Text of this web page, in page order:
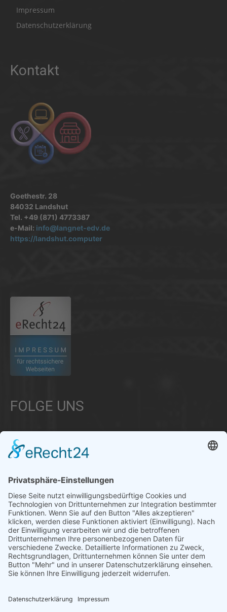
Impressum
Datenschutzerklärung
Kontakt
Goethestr. 28
84032 Landshut
Tel. +49 (871) 4773387
e-Mail: info@langnet-edv.de
https://landshut.computer
FOLGE UNS
Informationen aus Politik – Wirtschaft – Kultur – Umwelt –
Gesellschaft - Polizei und Feuerwehr – für die Region Bayern
Als regionales Unternehmen sind wir für Sie der direkte
Ansprechpartner, wenn es um die Online-Vermarktung Ihrer
Produkte und Dienstleistungen geht. Wir würden gerne für
Sie diese Aufgabe übernehmen.